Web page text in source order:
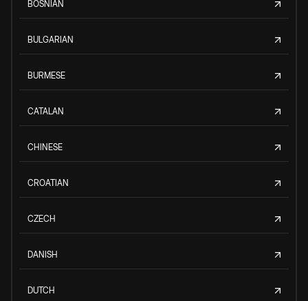
BOSNIAN
BULGARIAN
BURMESE
CATALAN
CHINESE
CROATIAN
CZECH
DANISH
DUTCH